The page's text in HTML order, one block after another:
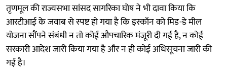
तृणमूल की राज्यसभा सांसद सागरिका घोष ने भी दावा किया कि
आरटीआई के जवाब से स्पष्ट हो गया है कि इस्कॉन को मिड-डे मील
योजना सौंपने संबंधी न तो कोई औपचारिक मंजूरी दी गई है, न कोई
सरकारी आदेश जारी किया गया है और न ही कोई अधिसूचना जारी की
गई है।